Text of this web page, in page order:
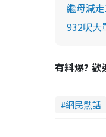
繼母減
932呎大
有料爆?
網民熱話